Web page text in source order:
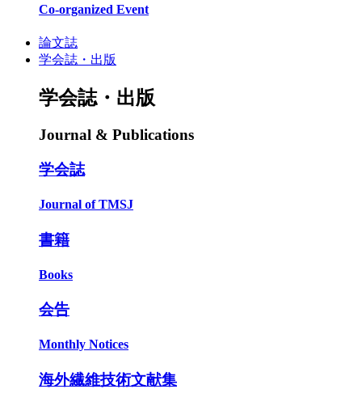
Co-organized Event
論文誌
学会誌・出版
学会誌・出版
Journal & Publications
学会誌
Journal of TMSJ
書籍
Books
会告
Monthly Notices
海外繊維技術文献集